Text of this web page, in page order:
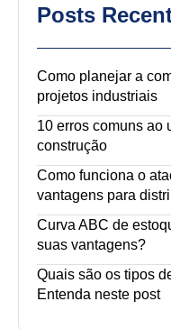
Posts
Como planejar a
projetos industriais
10 erros comuns ao
construção
Como funciona o
vantagens para
Curva ABC de
suas vantagens?
Quais são os tipos
Entenda neste post